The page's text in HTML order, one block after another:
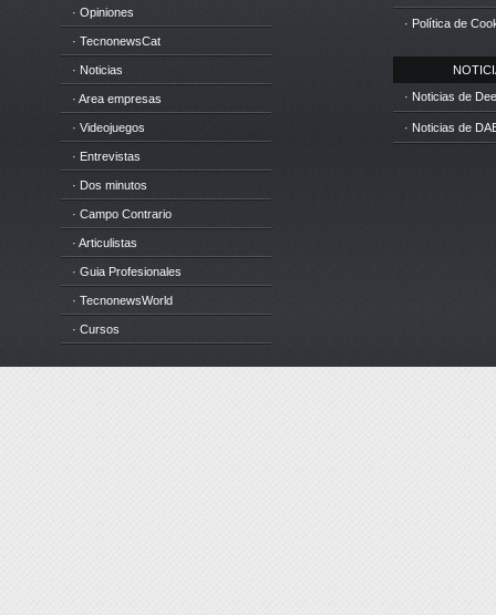
· Opiniones
· TecnonewsCat
· Noticias
· Area empresas
· Videojuegos
· Entrevistas
· Dos minutos
· Campo Contrario
· Articulistas
· Guia Profesionales
· TecnonewsWorld
· Cursos
· Política de
· Noticias de
· Noticias de